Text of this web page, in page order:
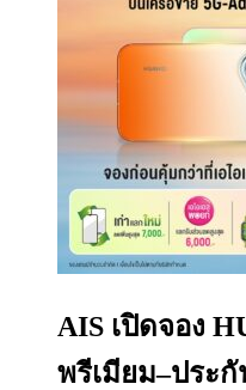
AIS เปิดจอง
พรีเมียม–ประกั